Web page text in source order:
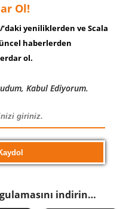
Ol!
yeniliklerden ve Scala
haberlerden
ol.
Kabul Ediyorum.
indirin…